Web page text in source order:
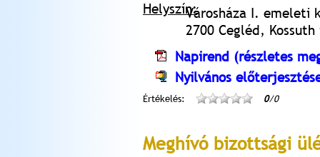
Helyszín:Városháza I. emeleti
2700 Cegléd,
Napirend (részletes
Nyilvános
Értékelés: 0/0
Meghívó bizottsági